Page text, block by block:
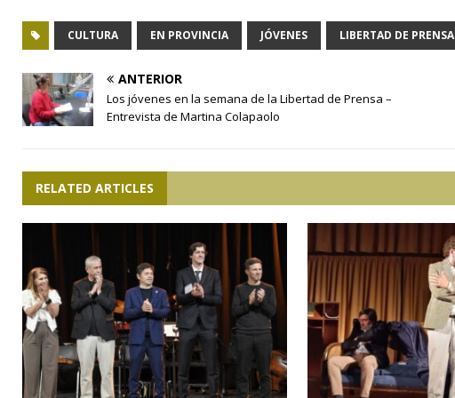
CULTURA EN PROVINCIA JÓVENES LIBERTAD DE PRENSA
ANTERIOR
Los jóvenes en la semana de la Libertad de Prensa –
Entrevista de Martina Colapaolo
RELATED ARTICLES